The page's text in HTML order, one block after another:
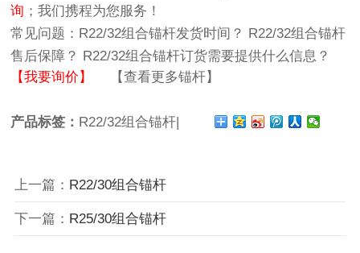
询 ；我们携程为您服务！
常见问题： R22/32组合锚杆发货时间？ R22/32组合锚杆
售后保障？ R22/32组合锚杆订货需要提供什么信息？
【我要询价】
【查看更多锚杆】
产品标签： R22/32组合锚杆|
上一篇： R22/30组合锚杆
下一篇： R25/30组合锚杆